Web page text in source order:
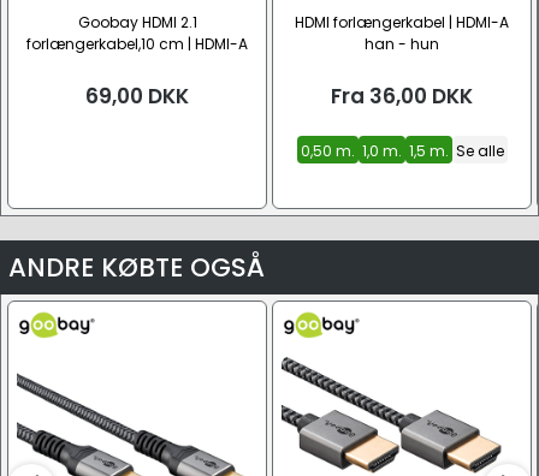
Goobay HDMI 2.1
forlængerkabel,10 cm | HDMI-A
69,00 DKK
HDMI forlængerkabel | HDMI-A
han - hun
Fra 36,00 DKK
0,50 m. 1,0 m. 1,5 m. Se alle
ANDRE KØBTE OGSÅ